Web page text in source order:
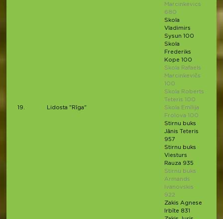
19. Lidosta "Rīga"
Marcinkevics
680
Skola
Vladimirs
Sysun 100
Skola
Frederiks
Kope 100
Skola Rafaels
Marcinkevičs
100
Skola Roberts
Teteris 100
Skola Emīlija
Frolova 100
Stirnu buks
Jānis Teteris
957
Stirnu buks
Viesturs
Rauza 935
Stirnu buks
Armands
Ivanovskis
922
Zakis Agnese
Irbīte 831